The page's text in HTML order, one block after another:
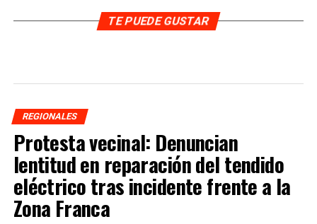
TE PUEDE GUSTAR
REGIONALES
Protesta vecinal: Denuncian
lentitud en reparación del tendido
eléctrico tras incidente frente a la
Zona Franca